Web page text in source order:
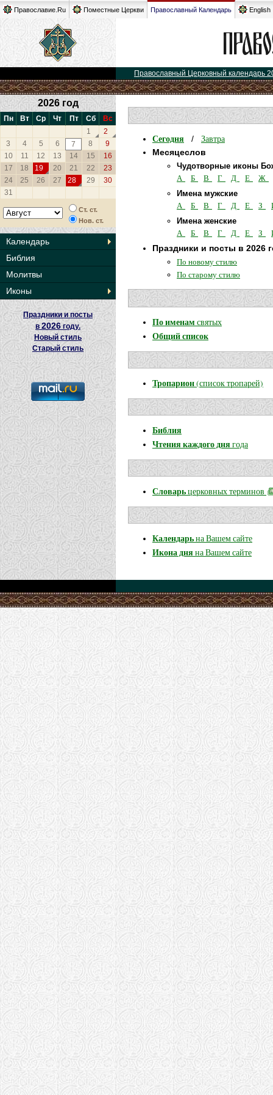
Православие.Ru Поместные Церкви Православный Календарь English
Православный Церковный календарь
2026 год
Пн Вт Ср Чт Пт Сб
Вс
1
2
3
4 5 6 7 8
9
10
11 12 13 14 15
16
17
18 19 20 21 22
23
24
25 26 27 28 29
30
31
Ст. ст.
Нов. ст.
Календарь
Библия
Молитвы
Иконы
Праздники и посты
в 2026году.
Новый стиль
Старый стиль
Сегодня / Завтра
Месяцеслов
Чудотворные иконы
А Б В Г Д Е Ж
Имена мужские
А Б В Г Д Е З
Имена женские
А Б В Г Д Е З
Праздники и посты в 2026
По новому стилю
По старому стилю
По именам святых
Общий список
Тропарион(список тропарей)
Библия
Чтения каждого днягода
Словарьцерковных терминов
Календарьна Вашем сайте
Икона дняна Вашем сайте